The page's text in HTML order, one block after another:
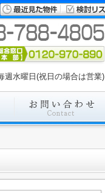
水曜日(祝日の場合は営業)